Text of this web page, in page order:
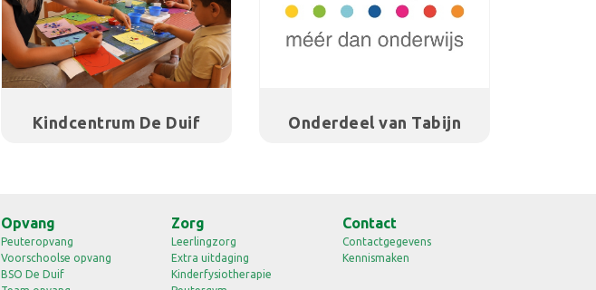
Kindcentrum De Duif Onderdeel van Tabijn
Opvang
Peuteropvang
Voorschoolse opvang
BSO De Duif
Zorg
Leerlingzorg
Extra uitdaging
Kinderfysiotherapie
Contact
Contactgegevens
Kennismaken